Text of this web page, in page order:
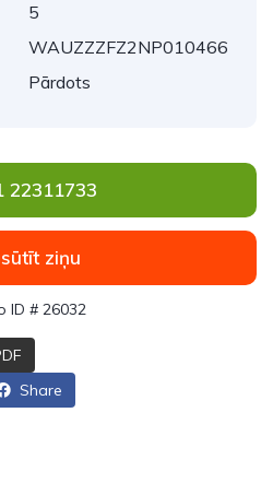
5
WAUZZZFZ2NP010466
Pārdots
22311733
ziņu
ID # 26032
Share